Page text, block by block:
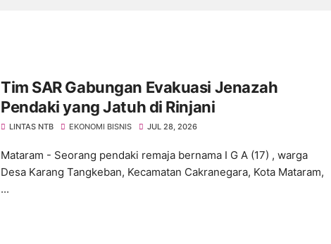
Tim SAR Gabungan Evakuasi Jenazah
Pendaki yang Jatuh di Rinjani
LINTAS NTB EKONOMI BISNIS JUL 28, 2026
Mataram - Seorang pendaki remaja bernama I G A (17) , warga
Desa Karang Tangkeban, Kecamatan Cakranegara, Kota Mataram,
...